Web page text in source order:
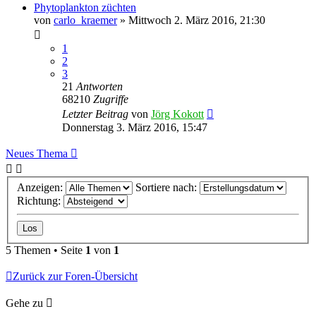
Phytoplankton züchten
von carlo_kraemer» Mittwoch 2. März 2016, 21:30
1
2
3
21 Antworten
68210 Zugriffe
Letzter Beitrag von Jörg Kokott
Donnerstag 3. März 2016, 15:47
Neues Thema
Anzeigen:
Sortiere nach:
Richtung:
5 Themen • Seite 1 von 1
Zurück zur Foren-Übersicht
Gehe zu